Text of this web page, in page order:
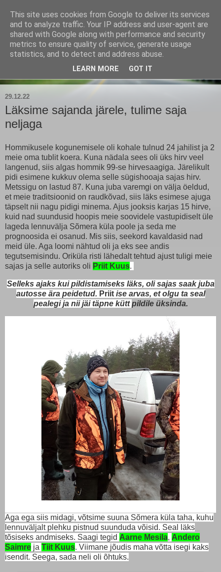
Kärla Jahimeeste Selts
Blogi Saaremaa keskpaiga jahimeeste tegemistest
29.12.22
Läksime sajanda järele, tulime saja
neljaga
Hommikusele kogunemisele oli kohale tulnud 24 jahilist ja 2
meie oma tublit koera. Kuna nädala sees oli üks hirv veel
langenud, siis algas hommik 99-se hirvesaagiga. Järelikult
pidi esimene kukkuv olema selle sügishooaja sajas hirv.
Metssigu on lastud 87. Kuna juba varemgi on välja öeldud,
et meie traditsioonid on raudkõvad, siis läks esimese ajuga
täpselt nii nagu pidigi minema. Ajus jooksis karjas 15 hirve,
kuid nad suundusid hoopis meie soovidele vastupidiselt üle
lageda lennuvälja Sõmera küla poole ja seda me
prognoosida ei osanud. Mis siis, seekord kavaldasid nad
meid üle. Aga loomi nähtud oli ja eks see andis
tegutsemisindu. Oriküla risti lähedalt tehtud ajust tuligi meie
sajas ja selle autoriks oli Priit Kuus.
Selleks ajaks kui pildistamiseks läks, oli sajas saak juba
autosse ära peidetud. Priitise arvas, et olgu ta seal
pealegi ja nii jäi täpne küttpildile üksinda.
Aga ega siis midagi, võtsime suuna Sõmera küla taha, kuhu
lennuväljalt plehku pistnud suunduda võisid. Seal läks
tõsiseks andmiseks. Saagi tegid Aarne Mesila, Andero
Saimre ja Tiit Kuus. Viimane jõudis maha võtta isegi kaks
isendit. Seega, sada neli oli õhtuks.
This site uses cookies from Google to deliver its services
and to analyze traffic. Your IP address and user-agent are
shared with Google along with performance and security
metrics to ensure quality of service, generate usage
statistics, and to detect and address abuse.
LEARN MORE GOT IT